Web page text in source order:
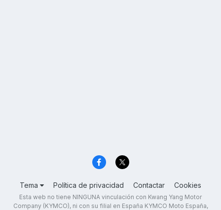
Tema Política de privacidad Contactar Cookies
Esta web no tiene NINGUNA vinculación con Kwang Yang Motor
Company (KYMCO), ni con su filial en España KYMCO Moto España,